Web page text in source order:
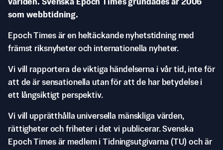
världen. Svenska Epoch Times grundades år 2006
som webbtidning.
Epoch Times är en heltäckande nyhetstidning med
främst riksnyheter och internationella nyheter.
Vi vill rapportera de viktiga händelserna i vår tid, inte för
att de är sensationella utan för att de har betydelse i
ett långsiktigt perspektiv.
Vi vill upprätthålla universella mänskliga värden,
rättigheter och friheter i det vi publicerar. Svenska
Epoch Times är medlem i Tidningsutgivarna (TU) och är